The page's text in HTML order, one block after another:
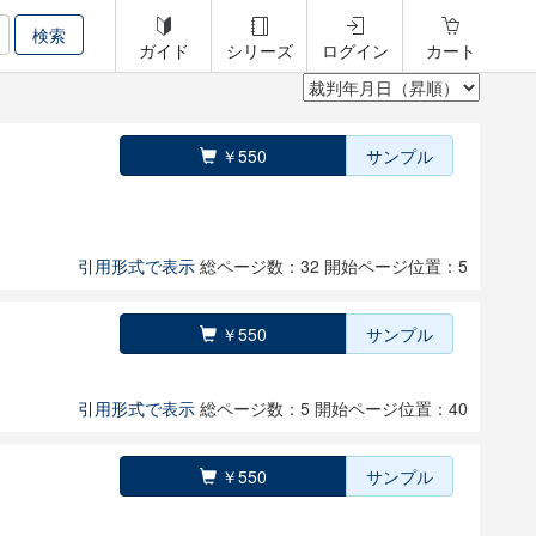
ガイド シリーズ ログイン カート
￥550 サンプル
引用形式で表示 総ページ数：32 開始ページ位置：5
￥550 サンプル
引用形式で表示 総ページ数：5 開始ページ位置：40
￥550 サンプル